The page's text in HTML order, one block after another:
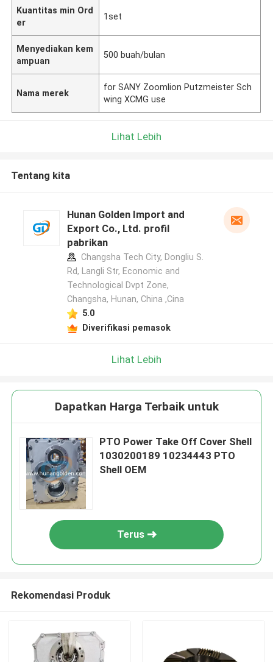
Kuantitas min Ord
er
1set
Menyediakan kem
ampuan
500 buah/bulan
Nama merek
for SANY Zoomlion Putzmeister Sch
wing XCMG use
Lihat Lebih
Tentang kita
Hunan Golden Import and
Export Co., Ltd. profil
pabrikan
Changsha Tech City, Dongliu S.
Rd, Langli Str, Economic and
Technological Dvpt Zone,
Changsha, Hunan, China ,Cina
5.0
Diverifikasi pemasok
Lihat Lebih
Dapatkan Harga Terbaik untuk
PTO Power Take Off Cover Shell
1030200189 10234443 PTO
Shell OEM
Terus
Rekomendasi Produk